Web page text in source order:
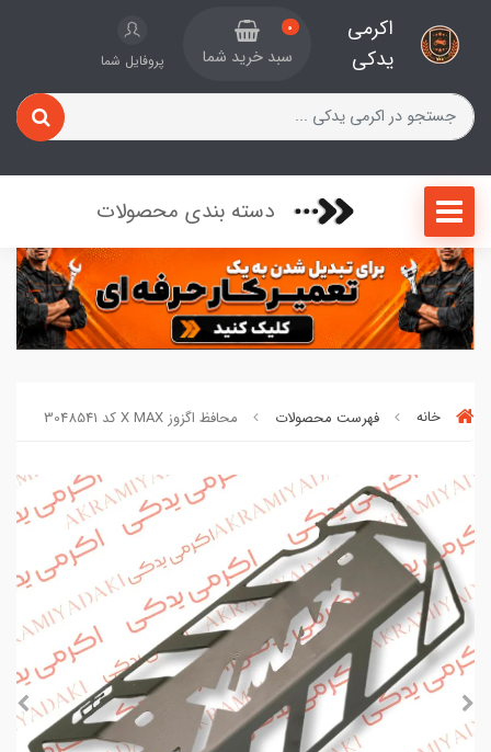
اکرمی
یدکی
0
سبد خرید شما پروفایل شما
دسته بندی محصولات
خانه فهرست محصولات محافظ اگزوز X MAX کد 3048541